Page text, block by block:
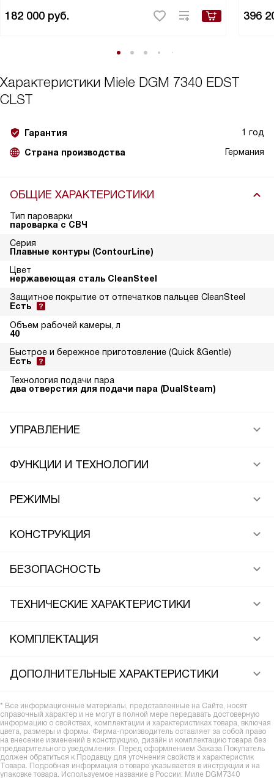
182 000 руб. 396
Характеристики Miele DGM 7340 EDST
CLST
Гарантия 1 год
Страна производства Германия
ОБЩИЕ ХАРАКТЕРИСТИКИ
Тип пароварки
пароварка с СВЧ
Серия
Плавные контуры (ContourLine)
Цвет
нержавеющая сталь CleanSteel
Защитное покрытие от отпечатков пальцев CleanSteel
Есть
Объем рабочей камеры, л
40
Быстрое и бережное приготовление (Quick &Gentle)
Есть
Технология подачи пара
два отверстия для подачи пара (DualSteam)
УПРАВЛЕНИЕ
ФУНКЦИИ И ТЕХНОЛОГИИ
РЕЖИМЫ
КОНСТРУКЦИЯ
БЕЗОПАСНОСТЬ
ТЕХНИЧЕСКИЕ ХАРАКТЕРИСТИКИ
КОМПЛЕКТАЦИЯ
ДОПОЛНИТЕЛЬНЫЕ ХАРАКТЕРИСТИКИ
* Все информационные материалы, представленные на Сайте, носят
справочный характер и не могут в полной мере передавать достоверную
информацию о свойствах, комплектации и характеристиках товара, включая
цвета, размеры и формы. Фирма-производитель оставляет за собой право
на внесение изменений в конструкцию, дизайн и комплектацию товара без
предварительного уведомления. Перед оформлением Заказа Покупатель
должен обратиться к Продавцу для уточнения свойств и характеристик
Товара. Подробная информация о товаре указывается в инструкции и на
упаковке товара. Используемое название в России: Миле DGM7340